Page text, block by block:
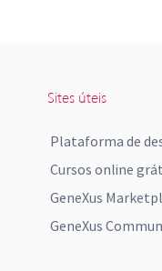
Sites úteis
Plataforma de
Cursos online
GeneXus
GeneXus